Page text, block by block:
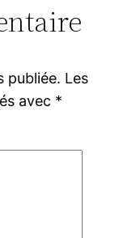
publiée. Les
avec *